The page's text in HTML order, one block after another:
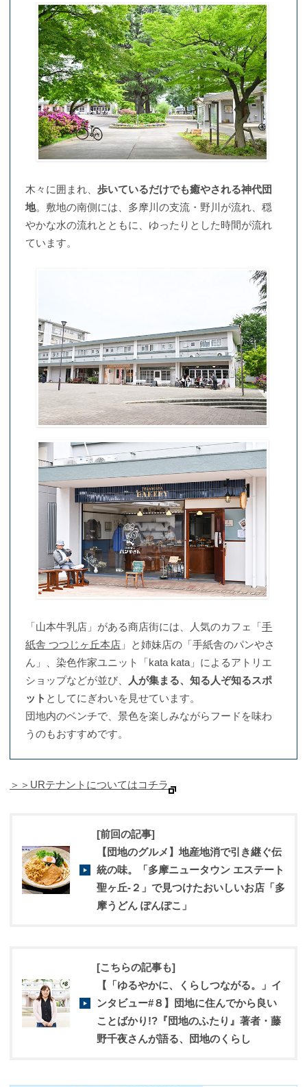
木々に囲まれ、歩いているだけでも癒やされる神代団
地。敷地の南側には、多摩川の支流・野川が流れ、穏
やかな水の流れとともに、ゆったりとした時間が流れ
ています。
「山本牛乳店」がある商店街には、人気のカフェ「手
紙舎 つつじヶ丘本店 」と姉妹店の「手紙舎のパンやさ
ん」、染色作家ユニット「kata kata」によるアトリエ
ショップなどが並び、
人が集まる、知る人ぞ知るスポ
ット としてにぎわいを見せています。
団地内のベンチで、景色を楽しみながらフードを味わ
うのもおすすめです。
＞＞URテナントについてはコチラ
[前回の記事]
【団地のグルメ】地産地消で引き継ぐ伝
統の味。「多摩ニュータウン エステート
聖ヶ丘‐２」で見つけたおいしいお店「多
摩うどん ぽんぽこ」
[こちらの記事も]
【「ゆるやかに、くらしつながる。」イ
ンタビュー#８】団地に住んでから良い
ことばかり!?『団地のふたり』著者・藤
野千夜さんが語る、団地のくらし